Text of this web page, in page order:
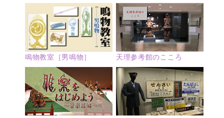
鳴物教室［男鳴物］ 天理参考館のこころ